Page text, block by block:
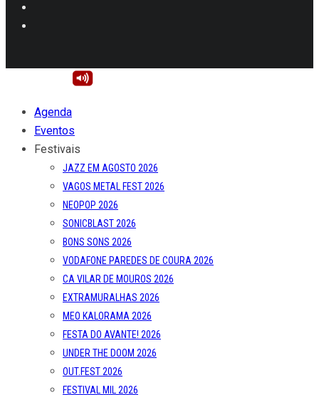
Agenda
Eventos
Festivais
JAZZ EM AGOSTO 2026
VAGOS METAL FEST 2026
NEOPOP 2026
SONICBLAST 2026
BONS SONS 2026
VODAFONE PAREDES DE COURA 2026
CA VILAR DE MOUROS 2026
EXTRAMURALHAS 2026
MEO KALORAMA 2026
FESTA DO AVANTE! 2026
UNDER THE DOOM 2026
OUT.FEST 2026
FESTIVAL MIL 2026